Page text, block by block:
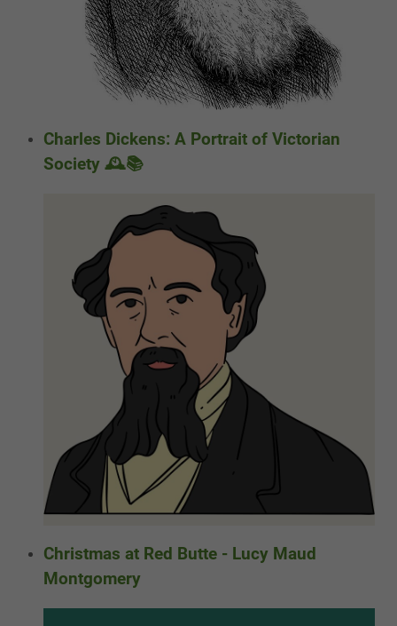
Charles Dickens: A Portrait of Victorian
Society 🕰️📚
Christmas at Red Butte - Lucy Maud
Montgomery